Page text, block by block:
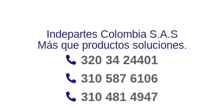
Indepartes Colombia S.A.S
Más que productos soluciones.
320 34 24401
310 587 6106
310 481 4947